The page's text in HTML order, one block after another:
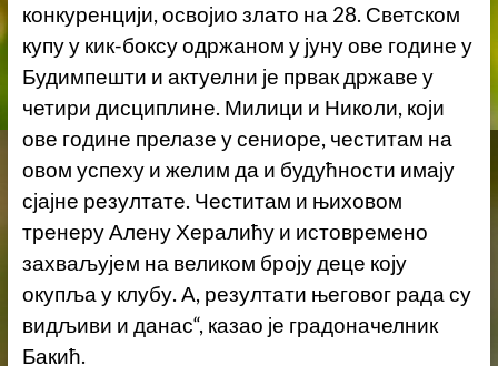
конкуренцији, освојио злато на 28. Светском
купу у кик-боксу одржаном у јуну ове године у
Будимпешти и актуелни је првак државе у
четири дисциплине. Милици и Николи, који
ове године прелазе у сениоре, честитам на
овом успеху и желим да и будућности имају
сјајне резултате. Честитам и њиховом
тренеру Алену Хералићу и истовремено
захваљујем на великом броју деце коју
окупља у клубу. А, резултати његовог рада су
видљиви и данас“, казао је градоначелник
Бакић.